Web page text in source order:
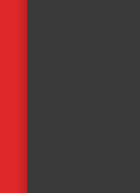
القومي
المصري
بما